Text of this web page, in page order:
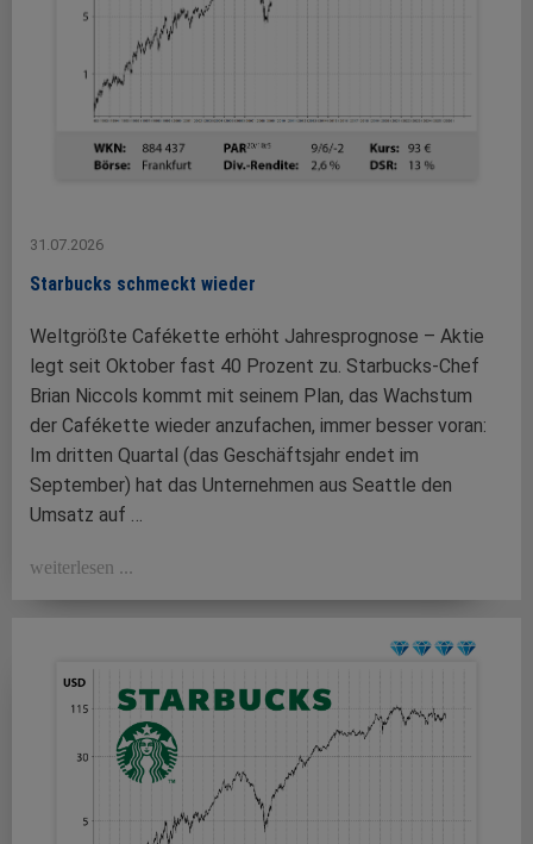
31.07.2026
Starbucks schmeckt wieder
Weltgrößte Cafékette erhöht Jahresprognose – Aktie
legt seit Oktober fast 40 Prozent zu. Starbucks-Chef
Brian Niccols kommt mit seinem Plan, das Wachstum
der Cafékette wieder anzufachen, immer besser voran:
Im dritten Quartal (das Geschäftsjahr endet im
September) hat das Unternehmen aus Seattle den
Umsatz auf …
weiterlesen ...